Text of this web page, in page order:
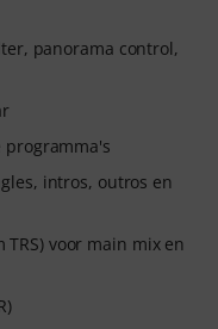
panorama control,
programma's
intros, outros en
voor main mix en